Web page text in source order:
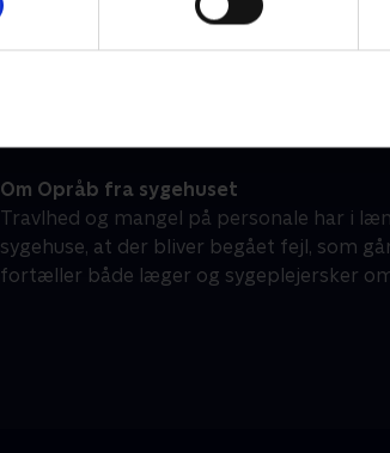
Brittas store
Om Opråb fra sygehuset
Travlhed og mangel på personale har i
sygehuse, at der bliver begået fejl, som
fortæller både læger og sygeplejersker